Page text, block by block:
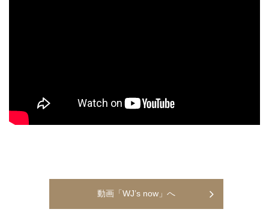
動画「WJ’s now」へ